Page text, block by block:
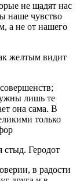
не щадят нас
наше чувство
а не от нашего
желтым видит
лишь те
она сама. В
только
стыд. Геродот
в радости